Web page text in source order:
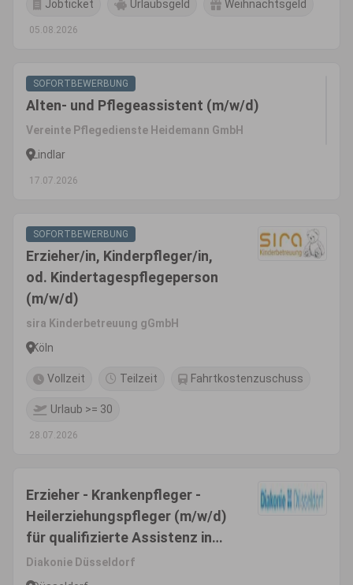
Jobticket Urlaubsgeld Weihnachtsgeld
05.08.2026
SOFORTBEWERBUNG
Alten- und Pflegeassistent (m/w/d)
Vereinte Pflegedienste Heidemann GmbH
Lindlar
17.07.2026
SOFORTBEWERBUNG
Erzieher/in, Kinderpfleger/in,
od. Kindertagespflegeperson
(m/w/d)
sira Kinderbetreuung gGmbH
Köln
Vollzeit Teilzeit Fahrtkostenzuschuss
Urlaub >= 30
28.07.2026
Erzieher - Krankenpfleger -
Heilerziehungspfleger (m/w/d)
für qualifizierte Assistenz in
der Eingliederungshilfe
Diakonie Düsseldorf